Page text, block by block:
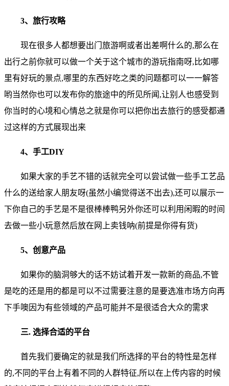
3、旅行攻略
现在很多人都想要出门旅游啊或者出差啊什么的,那么在
出行之前你就可以做一个关于这个城市的游玩指南呀,比如哪
里有好玩的景点,哪里的东西好吃之类的问题都可以一一解答
哟当然你也可以发布你的旅途中的所见所闻,让别人也感受到
你当时的心境和心情总之就是你可以把你出去旅行的感受都通
过这样的方式展现出来
4、手工DIY
如果大家的手艺不错的话就完全可以尝试做一些手工艺品
什么的送给家人朋友呀(虽然小编觉得送不出去),还可以展示一
下你自己的手艺是不是很棒棒鸭另外你还可以利用闲暇的时间
去做一些小玩意然后放在网上卖钱呐(前提是你得有货)
5、创意产品
如果你的脑洞够大的话不妨试着开发一款新的商品,不管
是吃的还是用的都是可以不过需要注意的是要选准市场方向再
下手噢因为有些领域的产品可能并不是很适合大众的需求
三. 选择合适的平台
首先我们要确定的就是我们所选择的平台的特性是怎样
的,不同的平台上有着不同的人群特征,所以在上传内容的时候